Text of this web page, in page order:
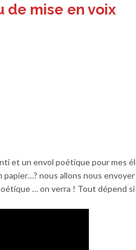
de mise en voix
et un envol poétique pour mes
nous allons nous envoyer
… on verra ! Tout dépend si